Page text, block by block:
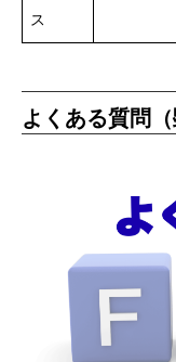
ス
よくある質問